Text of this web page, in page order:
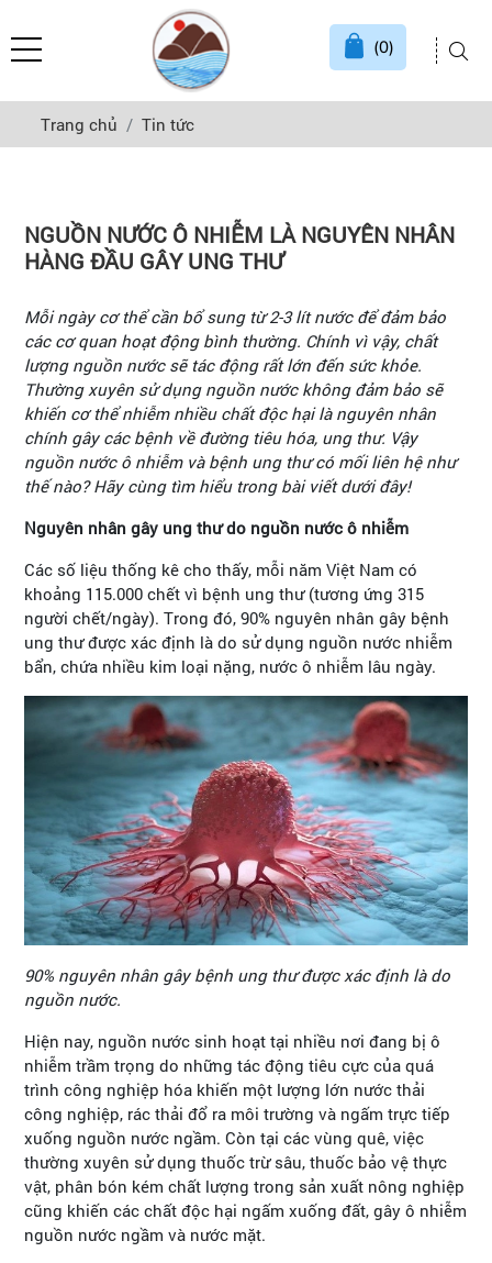
(0)
Trang chủ Tin tức
NGUỒN NƯỚC Ô NHIỄM LÀ NGUYÊN NHÂN
HÀNG ĐẦU GÂY UNG THƯ
Mỗi ngày cơ thể cần bổ sung từ 2-3 lít nước để đảm bảo
các cơ quan hoạt động bình thường. Chính vì vậy, chất
lượng nguồn nước sẽ tác động rất lớn đến sức khỏe.
Thường xuyên sử dụng nguồn nước không đảm bảo sẽ
khiến cơ thể nhiễm nhiều chất độc hại là nguyên nhân
chính gây các bệnh về đường tiêu hóa, ung thư. Vậy
nguồn nước ô nhiễm và bệnh ung thư có mối liên hệ như
thế nào? Hãy cùng tìm hiểu trong bài viết dưới đây!
Nguyên nhân gây ung thư do nguồn nước ô nhiễm
Các số liệu thống kê cho thấy, mỗi năm Việt Nam có
khoảng 115.000 chết vì bệnh ung thư (tương ứng 315
người chết/ngày). Trong đó, 90% nguyên nhân gây bệnh
ung thư được xác định là do sử dụng nguồn nước nhiễm
bẩn, chứa nhiều kim loại nặng, nước ô nhiễm lâu ngày.
90% nguyên nhân gây bệnh ung thư được xác định là do
nguồn nước.
Hiện nay, nguồn nước sinh hoạt tại nhiều nơi đang bị ô
nhiễm trầm trọng do những tác động tiêu cực của quá
trình công nghiệp hóa khiến một lượng lớn nước thải
công nghiệp, rác thải đổ ra môi trường và ngấm trực tiếp
xuống nguồn nước ngầm. Còn tại các vùng quê, việc
thường xuyên sử dụng thuốc trừ sâu, thuốc bảo vệ thực
vật, phân bón kém chất lượng trong sản xuất nông nghiệp
cũng khiến các chất độc hại ngấm xuống đất, gây ô nhiễm
nguồn nước ngầm và nước mặt.